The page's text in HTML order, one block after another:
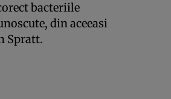
bacteriile
din aceeasi
Spratt.